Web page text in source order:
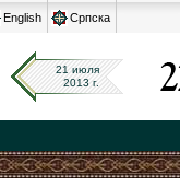
English Српска
21 июля
2013 г.